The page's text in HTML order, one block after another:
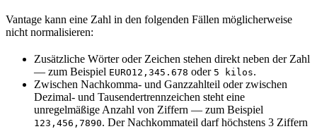
Vantage kann eine Zahl in den folgenden Fällen möglicherweise
nicht normalisieren:
Zusätzliche Wörter oder Zeichen stehen direkt neben der Zahl
— zum Beispiel EURO12,345.678 oder 5 kilos.
Zwischen Nachkomma- und Ganzzahlteil oder zwischen
Dezimal- und Tausendertrennzeichen steht eine
unregelmäßige Anzahl von Ziffern — zum Beispiel
123,456,7890. Der Nachkommateil darf höchstens 3 Ziffern